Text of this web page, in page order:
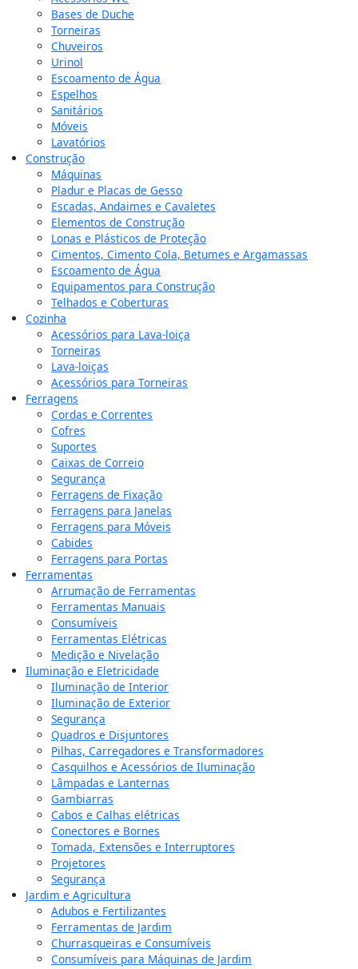
Bases de Duche
Torneiras
Chuveiros
Urinol
Escoamento de Água
Espelhos
Sanitários
Móveis
Lavatórios
Construção
Máquinas
Pladur e Placas de Gesso
Escadas, Andaimes e Cavaletes
Elementos de Construção
Lonas e Plásticos de Proteção
Cimentos, Cimento Cola, Betumes e Argamassas
Escoamento de Água
Equipamentos para Construção
Telhados e Coberturas
Cozinha
Acessórios para Lava-loiça
Torneiras
Lava-loiças
Acessórios para Torneiras
Ferragens
Cordas e Correntes
Cofres
Suportes
Caixas de Correio
Segurança
Ferragens de Fixação
Ferragens para Janelas
Ferragens para Móveis
Cabides
Ferragens para Portas
Ferramentas
Arrumação de Ferramentas
Ferramentas Manuais
Consumíveis
Ferramentas Elétricas
Medição e Nivelação
Iluminação e Eletricidade
Iluminação de Interior
Iluminação de Exterior
Segurança
Quadros e Disjuntores
Pilhas, Carregadores e Transformadores
Casquilhos e Acessórios de Iluminação
Lâmpadas e Lanternas
Gambiarras
Cabos e Calhas elétricas
Conectores e Bornes
Tomada, Extensões e Interruptores
Projetores
Segurança
Jardim e Agricultura
Adubos e Fertilizantes
Ferramentas de Jardim
Churrasqueiras e Consumíveis
Consumíveis para Máquinas de Jardim